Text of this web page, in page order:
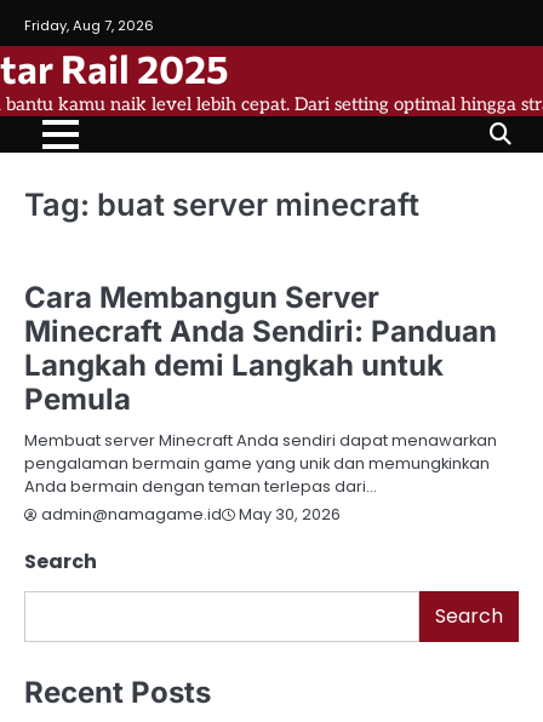
to
content
Friday, Aug 7, 2026
Rail 2025
kamu naik level lebih cepat. Dari setting optimal hingga
Tag: buat server minecraft
Cara Membangun Server
Minecraft Anda Sendiri: Panduan
Langkah demi Langkah untuk
Pemula
Membuat server Minecraft Anda sendiri dapat menawarkan
pengalaman bermain game yang unik dan memungkinkan
Anda bermain dengan teman terlepas dari…
admin@namagame.id
May 30, 2026
Search
Search
Recent Posts